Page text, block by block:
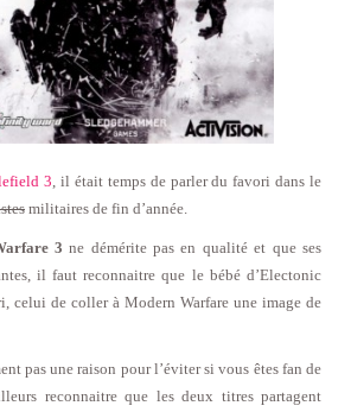
3 , il était temps de parler du favori dans le
militaires de fin d’année.
3 ne démérite pas en qualité et que ses
il faut reconnaitre que le bébé d’Electonic
celui de coller à Modern Warfare une image de
pas une raison pour l’éviter si vous êtes fan de
reconnaitre que les deux titres partagent